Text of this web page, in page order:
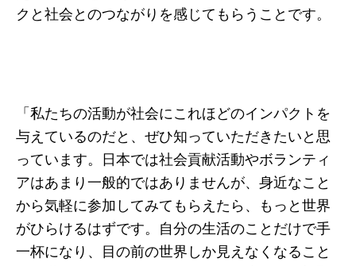
クと社会とのつながりを感じてもらうことです。
「私たちの活動が社会にこれほどのインパクトを
与えているのだと、ぜひ知っていただきたいと思
っています。日本では社会貢献活動やボランティ
アはあまり一般的ではありませんが、身近なこと
から気軽に参加してみてもらえたら、もっと世界
がひらけるはずです。自分の生活のことだけで手
一杯になり、目の前の世界しか見えなくなること